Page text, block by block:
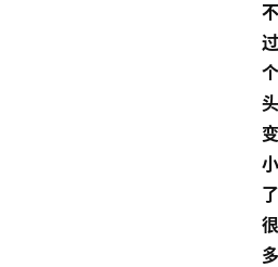
不
过
个
头
变
小
了
很
多